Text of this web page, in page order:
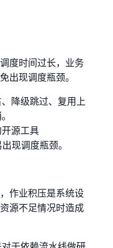
度时间过长，业务
出现调度瓶颈。
降级跳过、复用上
源工具
现调度瓶颈。
作业积压是系统设
源不足情况时造成